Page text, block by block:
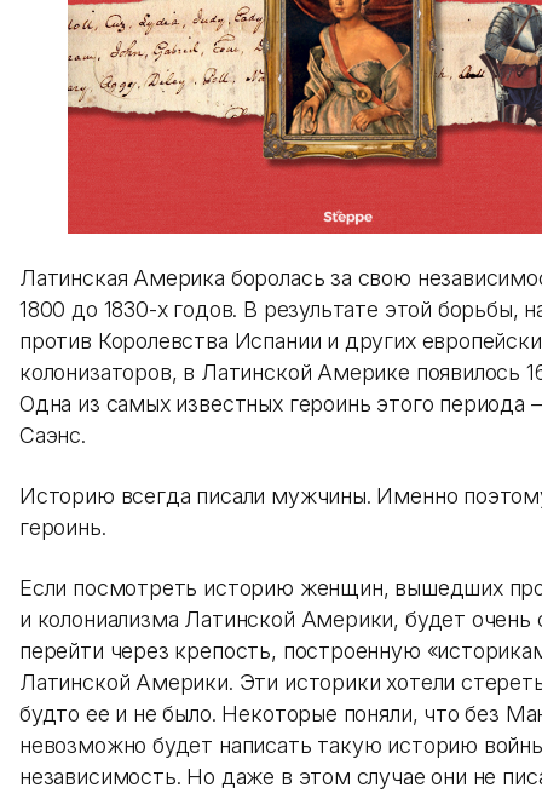
Латинская Америка боролась за свою
1800 до 1830-х годов. В результате этой борьбы,
против Королевства Испании и других
колонизаторов, в Латинской Америке появилось
Одна из самых известных героинь этого периода
Саэнс.
Историю всегда писали мужчины. Именно
героинь.
Если посмотреть историю женщин, вышедших
и колониализма Латинской Америки, будет очень
перейти через крепость, построенную
Латинской Америки. Эти историки хотели
будто ее и не было. Некоторые поняли, что без
невозможно будет написать такую историю
независимость. Но даже в этом случае они не